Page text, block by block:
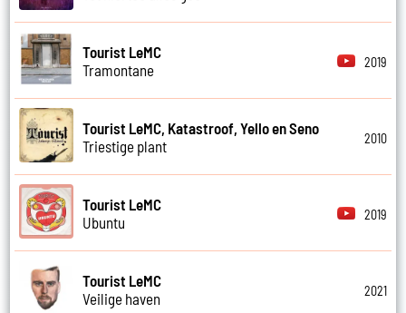
Tourist LeMC
Tramontane
2019
Tourist LeMC, Katastroof, Yello en Seno
Triestige plant
2010
Tourist LeMC
Ubuntu
2019
Tourist LeMC
Veilige haven
2021